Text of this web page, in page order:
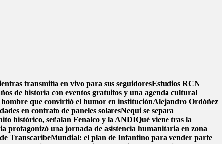
transmitía en vivo para sus seguidoresEstudios RCN
de historia con eventos gratuitos y una agenda cultural
que convirtió el humor en instituciónAlejandro Ordóñez
en contrato de paneles solaresNequi se separa
histórico, señalan Fenalco y la ANDIQué viene tras la
protagonizó una jornada de asistencia humanitaria en zona
TranscaribeMundial: el plan de Infantino para vender parte